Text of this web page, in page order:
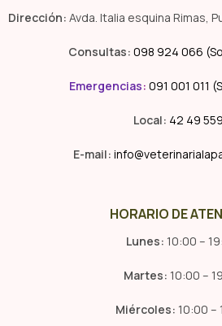
Dirección: Avda. Italia esquina Rimas,
Consultas: 098 924 066
Emergencias: 091 001 011
Local: 42 49
E-mail:
HORARIO DE
Lunes: 10:00 –
Martes: 10:00 –
Miércoles: 10:00 –